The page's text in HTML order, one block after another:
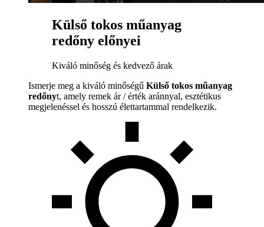
Külső tokos műanyag
redőny előnyei
Kiváló minőség és kedvező árak
Ismerje meg a kiváló minőségű Külső tokos műanyag
redőnyt, amely remek ár / érték aránnyal, esztétikus
megjelenéssel és hosszú élettartammal rendelkezik.